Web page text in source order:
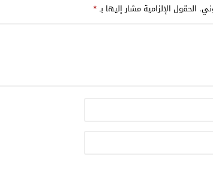
الحقول الإلزامية مشار إليها بـ*